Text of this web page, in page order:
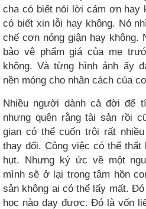
cha có biết nói lời cảm ơn hay
có biết xin lỗi hay không. Nó
chế cơn nóng giận hay không.
bảo vệ phẩm giá của mẹ
không. Và từng hình ảnh ấy
nền móng cho nhân cách của
Nhiều người dành cả đời để
nhưng quên rằng tài sản rồi
gian có thể cuốn trôi rất
thay đổi. Công việc có thể thất
hụt. Nhưng ký ức về một
mình sẽ ở lại trong tâm hồn
sản không ai có thể lấy mất.
học nào dạy được. Đó là vốn